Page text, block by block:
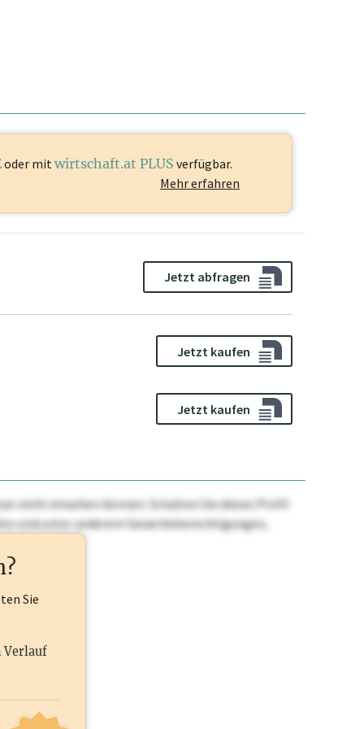
oder mit wirtschaft.at PLUS verfügbar.
Mehr erfahren
Jetzt abfragen
Jetzt kaufen
Jetzt kaufen
nicht einsehen können. Schalten Sie dieses Profil
sind unter anderem Gewerbeberechtigungen,
Sie
Verlauf